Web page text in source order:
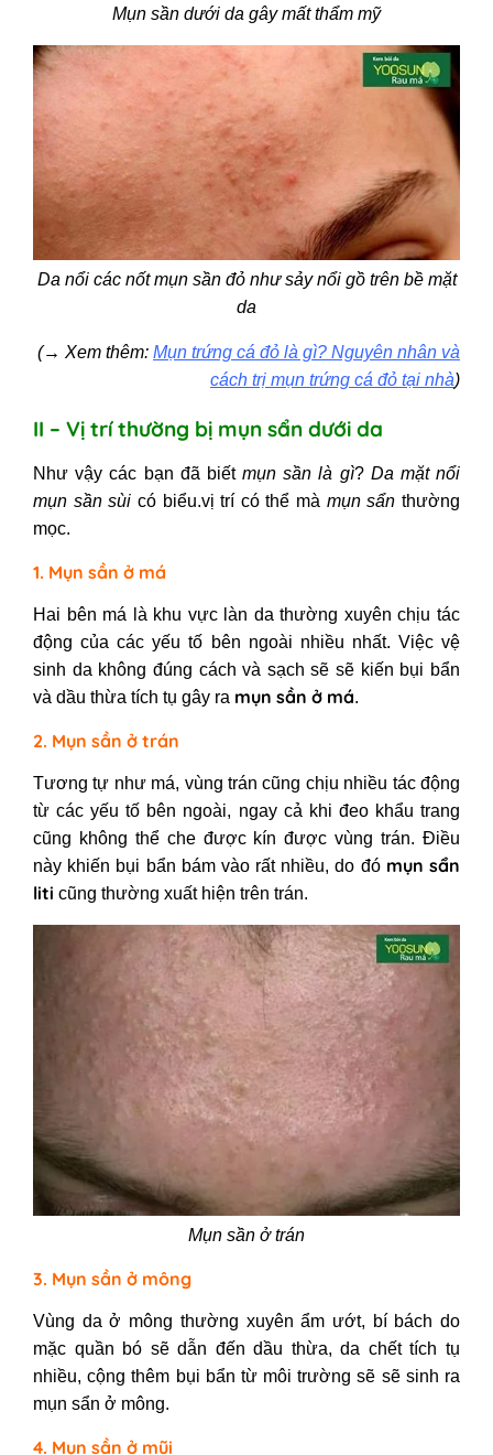
Mụn sần dưới da gây mất thẩm mỹ
Da nổi các nốt mụn sần đỏ như sảy nổi gồ trên bề mặt
da
(→ Xem thêm: Mụn trứng cá đỏ là gì? Nguyên nhân và
cách trị mụn trứng cá đỏ tại nhà)
II – Vị trí thường bị mụn sẩn dưới da
Như vậy các bạn đã biết mụn sần là gì? Da mặt nổi
mụn sần sùi có biểu.vị trí có thể mà mụn sẩn thường
mọc.
1. Mụn sần ở má
Hai bên má là khu vực làn da thường xuyên chịu tác
động của các yếu tố bên ngoài nhiều nhất. Việc vệ
sinh da không đúng cách và sạch sẽ sẽ kiến bụi bẩn
và dầu thừa tích tụ gây ra mụn sần ở má.
2. Mụn sần ở trán
Tương tự như má, vùng trán cũng chịu nhiều tác động
từ các yếu tố bên ngoài, ngay cả khi đeo khẩu trang
cũng không thể che được kín được vùng trán. Điều
này khiến bụi bẩn bám vào rất nhiều, do đó mụn sẩn
liti cũng thường xuất hiện trên trán.
Mụn sần ở trán
3. Mụn sần ở mông
Vùng da ở mông thường xuyên ẩm ướt, bí bách do
mặc quần bó sẽ dẫn đến dầu thừa, da chết tích tụ
nhiều, cộng thêm bụi bẩn từ môi trường sẽ sẽ sinh ra
mụn sẩn ở mông.
4. Mụn sần ở mũi